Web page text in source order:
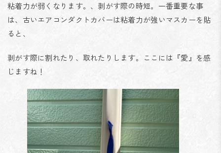
粘着力が弱くなります。、剥がす際の時短。一番重要な事
は、古いエアコンダクトカバーは粘着力が強いマスカーを貼
ると、
剥がす際に割れたり、取れたりします。ここには『愛』を感
じますね！